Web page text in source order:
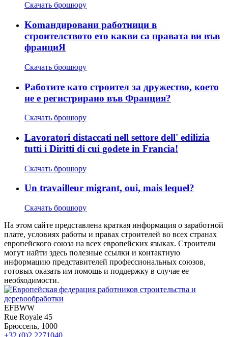
Скачать брошюру
Komaндировани работници в
строителството ето какви са правата ви във
франциЯ
Скачать брошюру
Работите като строител за дружество, което
не е регистрирано във Франция?
Скачать брошюру
Lavoratori distaccati nell settore dell' edilizia
tutti i Diritti di cui godete in Francia!
Скачать брошюру
Un travailleur migrant, oui, mais lequel?
Скачать брошюру
На этом сайте представлена краткая информация о заработной
плате, условиях работы и правах строителей во всех странах
европейского союза на всех европейских языках. Строители
могут найти здесь полезные ссылки и контактную
информацию представителей профессиональных союзов,
готовых оказать им помощь и поддержку в случае ее
необходимости.
EFBWW
Rue Royale 45
Брюссель, 1000